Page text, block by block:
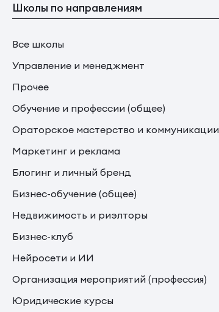
Школы по направлениям
Все школы
Управление и менеджмент
Прочее
Обучение и профессии (общее)
Ораторское мастерство и коммуникации
Маркетинг и реклама
Блогинг и личный бренд
Бизнес-обучение (общее)
Недвижимость и риэлторы
Бизнес-клуб
Нейросети и ИИ
Организация мероприятий (профессия)
Юридические курсы